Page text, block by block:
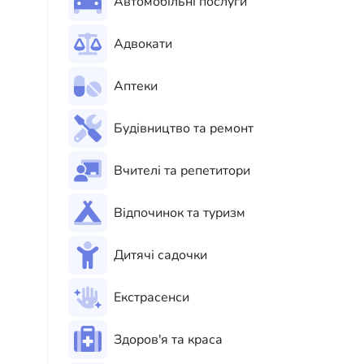
Адвокати
Аптеки
Будівництво та ремонт
Вчителі та репетитори
Відпочинок та туризм
Дитячі садочки
Екстрасенси
Здоров'я та краса